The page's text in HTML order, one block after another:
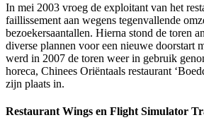
In mei 2003 vroeg de exploitant van het
faillissement aan wegens tegenvallende
bezoekersaantallen. Hierna stond de toren
diverse plannen voor een nieuwe doorstart
werd in 2007 de toren weer in gebruik
horeca, Chinees Oriëntaals restaurant
zijn plaats in.
Restaurant Wings en Flight Simulator